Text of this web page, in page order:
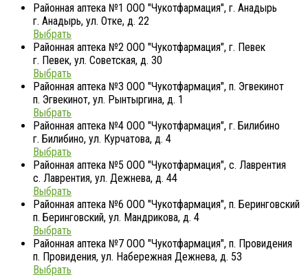
Районная аптека №1 ООО "Чукотфармация", г. Анадырь
г. Анадырь, ул. Отке, д. 22
Выбрать
Районная аптека №2 ООО "Чукотфармация", г. Певек
г. Певек, ул. Советская, д. 30
Выбрать
Районная аптека №3 ООО "Чукотфармация", п. Эгвекинот
п. Эгвекинот, ул. Рынтыргина, д. 1
Выбрать
Районная аптека №4 ООО "Чукотфармация", г. Билибино
г. Билибино, ул. Курчатова, д. 4
Выбрать
Районная аптека №5 ООО "Чукотфармация", с. Лаврентия
с. Лаврентия, ул. Дежнева, д. 44
Выбрать
Районная аптека №6 ООО "Чукотфармация", п. Беринговский
п. Беринговский, ул. Мандрикова, д. 4
Выбрать
Районная аптека №7 ООО "Чукотфармация", п. Провидения
п. Провидения, ул. Набережная Дежнева, д. 53
Выбрать